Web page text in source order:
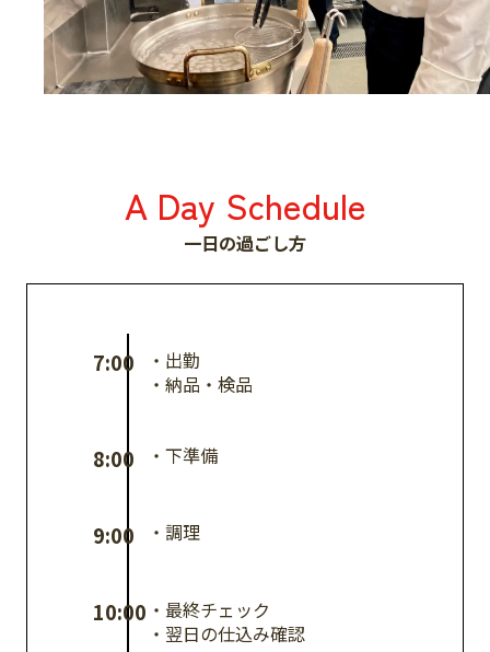
A Day Schedule
一日の過ごし方
7:00
・出勤
・納品・検品
8:00 ・下準備
9:00 ・調理
10:00 ・最終チェック
・翌日の仕込み確認